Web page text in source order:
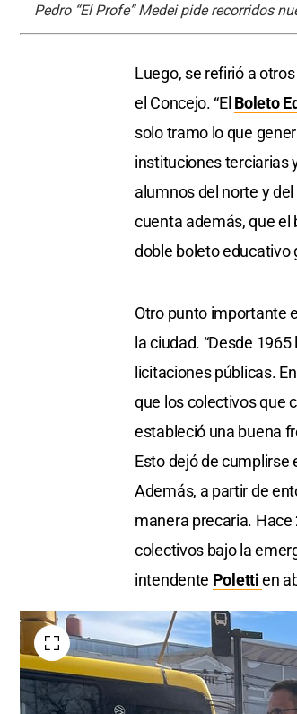
Pedro “El Profe” Medei pide recorridos
Luego, se refirió a
el Concejo. “El Boleto
solo tramo lo que
instituciones terciarias
alumnos del norte y
cuenta además, que el
doble boleto educativo
Otro punto importante
la ciudad. “Desde
licitaciones públicas.
que los colectivos que
estableció una buena
Esto dejó de
Además, a partir de
manera precaria.
colectivos bajo la
intendente Polettien